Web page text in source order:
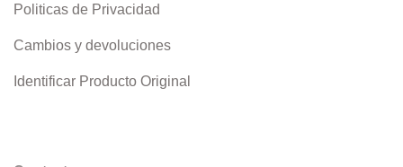
Politicas de Privacidad
Cambios y devoluciones
Identificar Producto Original